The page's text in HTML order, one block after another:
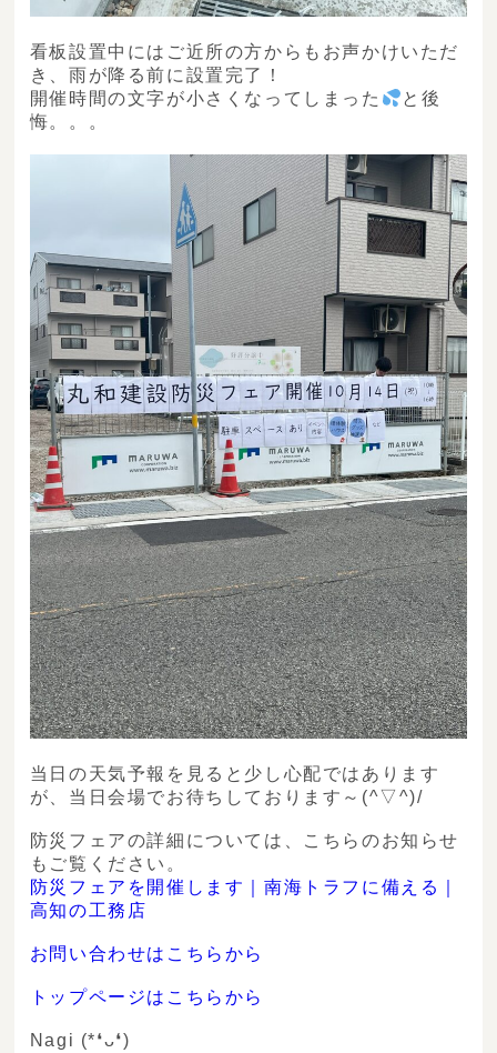
看板設置中にはご近所の方からもお声かけいただ
き、雨が降る前に設置完了！
開催時間の文字が小さくなってしまった
と後
悔。。。
当日の天気予報を見ると少し心配ではあります
が、当日会場でお待ちしております～(^▽^)/
防災フェアの詳細については、こちらのお知らせ
もご覧ください。
防災フェアを開催します｜南海トラフに備える｜
高知の工務店
お問い合わせはこちらから
トップページはこちらから
Nagi (*❛ᴗ❛)